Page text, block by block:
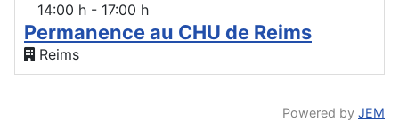
14:00 h - 17:00 h
Permanence au CHU de Reims
Reims
Powered by JEM